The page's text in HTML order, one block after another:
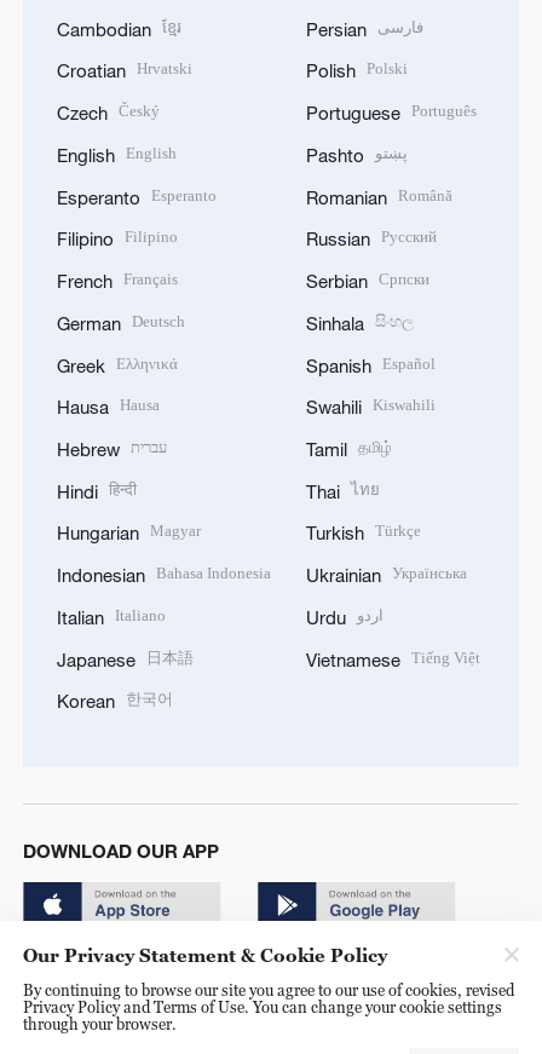
Cambodian ខ្មែរ
Croatian Hrvatski
Czech Český
English English
Esperanto Esperanto
Filipino Filipino
French Français
German Deutsch
Greek Ελληνικά
Hausa Hausa
Hebrew עברית
Hindi हिन्दी
Hungarian Magyar
Indonesian Bahasa Indonesia
Italian Italiano
Japanese 日本語
Korean 한국어
Persian فارسی
Polish Polski
Portuguese Português
Pashto پښتو
Romanian Română
Russian Русский
Serbian Српски
Sinhala සිංහල
Spanish Español
Swahili Kiswahili
Tamil தமிழ்
Thai ไทย
Turkish Türkçe
Ukrainian Українська
Urdu اردو
Vietnamese Tiếng Việt
DOWNLOAD OUR APP
© China Radio International.CRI. All Rights Reserved. 16A
Our Privacy Statement & Cookie Policy
By continuing to browse our site you agree to our use of cookies, revised
Privacy Policy and Terms of Use. You can change your cookie settings
through your browser.